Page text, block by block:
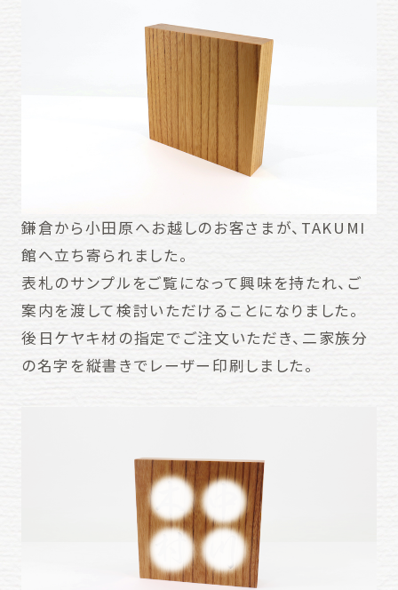
鎌倉から小田原へお越しのお客さまが、TAKUMI
館へ立ち寄られました。
表札のサンプルをご覧になって興味を持たれ、ご
案内を渡して検討いただけることになりました。
後日ケヤキ材の指定でご注文いただき、二家族分
の名字を縦書きでレーザー印刷しました。